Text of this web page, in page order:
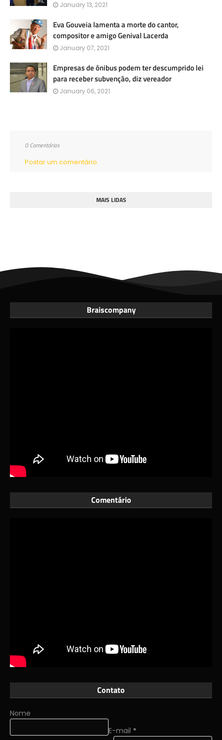
January 13, 2021
Eva Gouveia lamenta a morte do cantor,
compositor e amigo Genival Lacerda
January 07, 2021
Empresas de ônibus podem ter descumprido lei
para receber subvenção, diz vereador
January 06, 2021
0 Comentários
Postar um comentário
MAIS LIDAS
Braiscompany
Comentário
Contato
Nome
E-mail *